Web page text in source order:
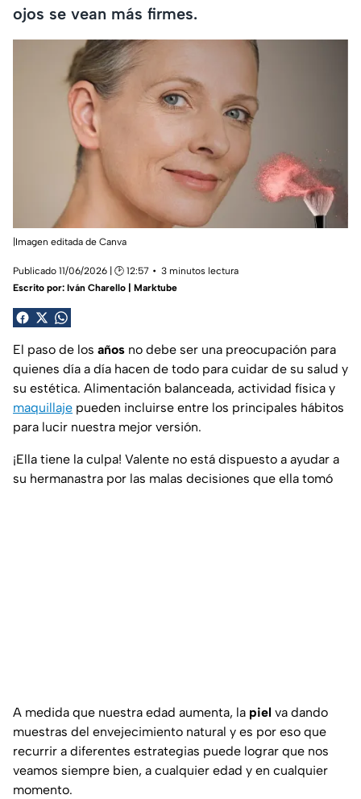
ojos se vean más firmes.
|Imagen editada de Canva
Publicado 11/06/2026 | 🕑 12:57
3 minutos lectura
Escrito por: Iván Charello | Marktube
El paso de los años no debe ser una preocupación para
quienes día a día hacen de todo para cuidar de su salud y
su estética. Alimentación balanceada, actividad física y
maquillaje pueden incluirse entre los principales hábitos
para lucir nuestra mejor versión.
¡Ella tiene la culpa! Valente no está dispuesto a ayudar a
su hermanastra por las malas decisiones que ella tomó
A medida que nuestra edad aumenta, la piel va dando
muestras del envejecimiento natural y es por eso que
recurrir a diferentes estrategias puede lograr que nos
veamos siempre bien, a cualquier edad y en cualquier
momento.